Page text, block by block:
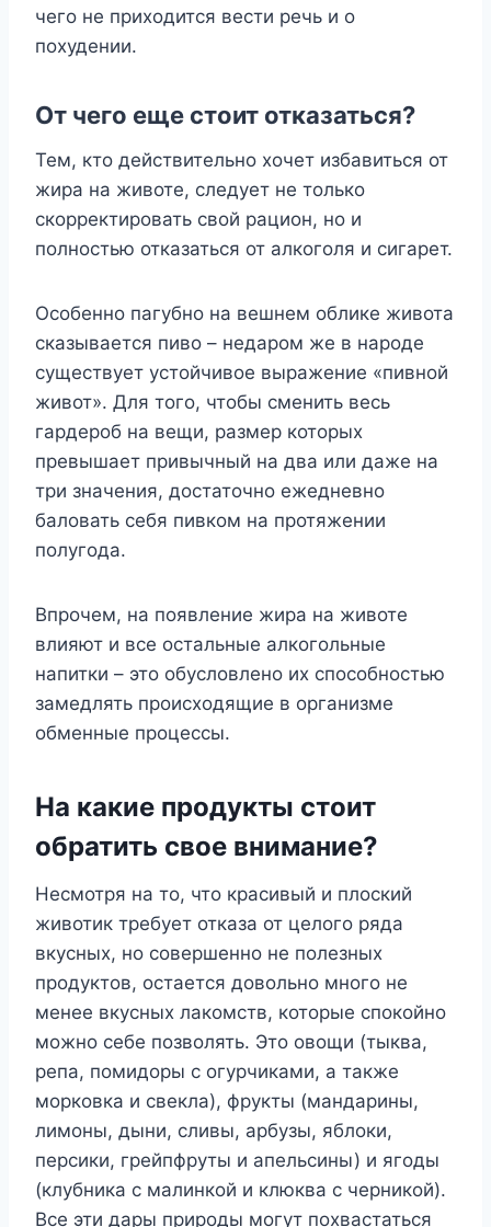
чего не приходится вести речь и о
похудении.
От чего еще стоит отказаться?
Тем, кто действительно хочет избавиться от
жира на животе, следует не только
скорректировать свой рацион, но и
полностью отказаться от алкоголя и сигарет.
Особенно пагубно на вешнем облике живота
сказывается пиво – недаром же в народе
существует устойчивое выражение «пивной
живот». Для того, чтобы сменить весь
гардероб на вещи, размер которых
превышает привычный на два или даже на
три значения, достаточно ежедневно
баловать себя пивком на протяжении
полугода.
Впрочем, на появление жира на животе
влияют и все остальные алкогольные
напитки – это обусловлено их способностью
замедлять происходящие в организме
обменные процессы.
На какие продукты стоит
обратить свое внимание?
Несмотря на то, что красивый и плоский
животик требует отказа от целого ряда
вкусных, но совершенно не полезных
продуктов, остается довольно много не
менее вкусных лакомств, которые спокойно
можно себе позволять. Это овощи (тыква,
репа, помидоры с огурчиками, а также
морковка и свекла), фрукты (мандарины,
лимоны, дыни, сливы, арбузы, яблоки,
персики, грейпфруты и апельсины) и ягоды
(клубника с малинкой и клюква с черникой).
Все эти дары природы могут похвастаться